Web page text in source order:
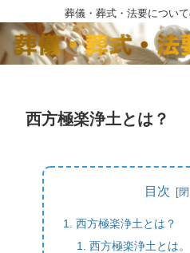
葬儀・葬式・法要につい
西方極楽浄土とは？
目次
西方極楽浄土とは？
西方極楽浄土とは。